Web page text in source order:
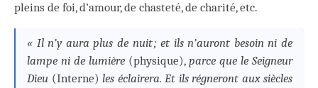
pleins de foi, d’amour, de chasteté, de charité, etc.
« Il n’y aura plus de nuit ; et ils n’auront besoin ni de
lampe ni de lumière (physique), parce que le Seigneur
Dieu (Interne) les éclairera. Et ils régneront aux siècles